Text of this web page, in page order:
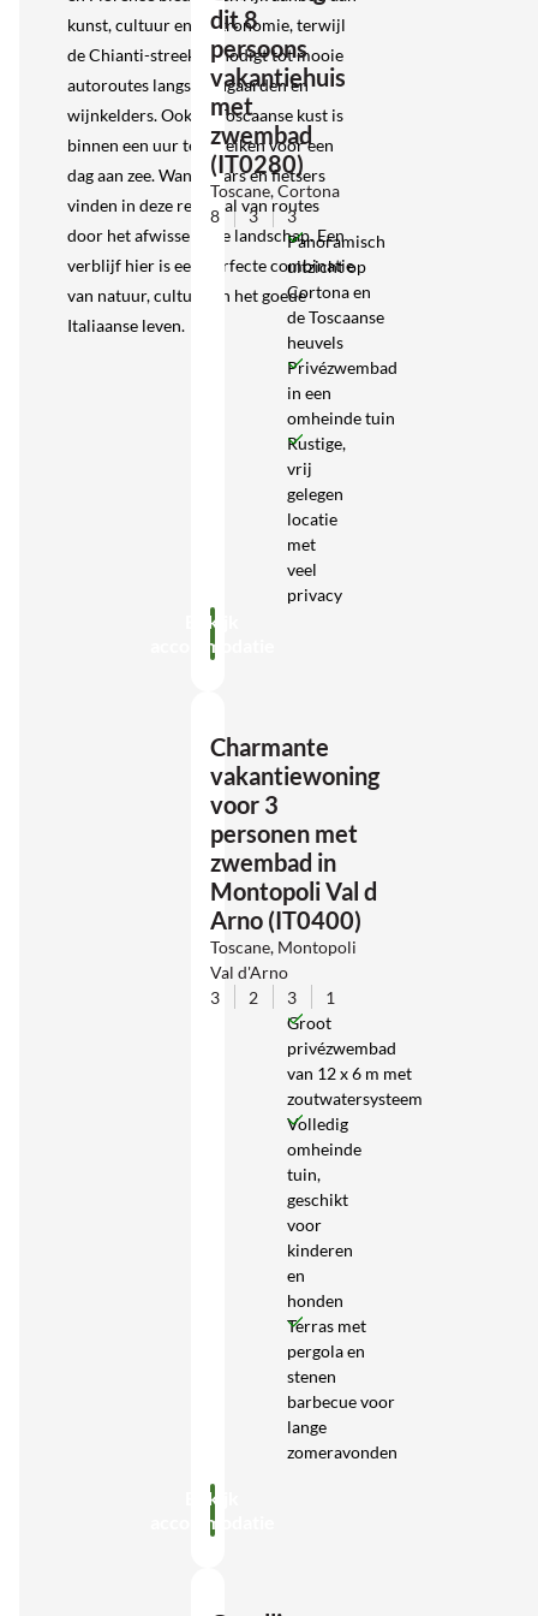
kunst, cultuur en gastronomie, terwijl
de Chianti-streek uitnodigt tot mooie
autoroutes langs wijngaarden en
wijnkelders. Ook de Toscaanse kust is
binnen een uur te bereiken voor een
dag aan zee. Wandelaars en fietsers
vinden in deze regio tal van routes
door het afwisselende landschap. Een
verblijf hier is een perfecte combinatie
van natuur, cultuur en het goede
Italiaanse leven.
dit 8
persoons
vakantiehuis
met
zwembad
(IT0280)
Toscane, Cortona
8
3
3
Panoramisch
uitzicht op
Cortona en
de Toscaanse
heuvels
Privézwembad
in een
omheinde tuin
Rustige,
vrij
gelegen
locatie
met
veel
privacy
Bekijk
accommodatie
Charmante
vakantiewoning
voor 3
personen met
zwembad in
Montopoli Val d
Arno (IT0400)
Toscane, Montopoli
Val d'Arno
3
2 3
1
Groot
privézwembad
van 12 x 6 m met
zoutwatersysteem
Volledig
omheinde
tuin,
geschikt
voor
kinderen
en
honden
Terras met
pergola en
stenen
barbecue voor
lange
zomeravonden
Bekijk
accommodatie